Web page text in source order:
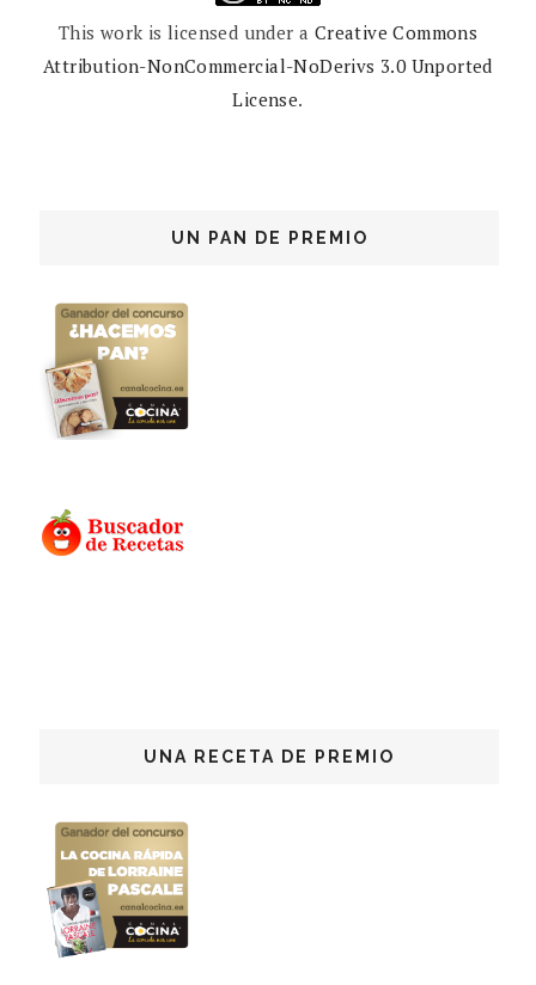
This work is licensed under a Creative Commons
Attribution-NonCommercial-NoDerivs 3.0 Unported
License.
UN PAN DE PREMIO
UNA RECETA DE PREMIO